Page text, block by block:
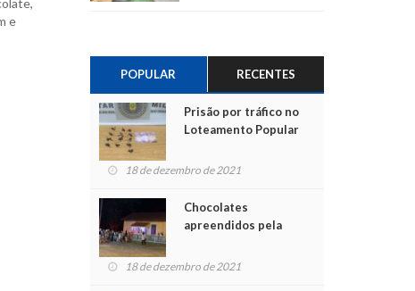
e
POPULAR RECENTES
Prisão por tráfico no
Loteamento Popular
18 de dezembro de 2021
Chocolates
apreendidos pela
para crianças na
18 de dezembro de 2021